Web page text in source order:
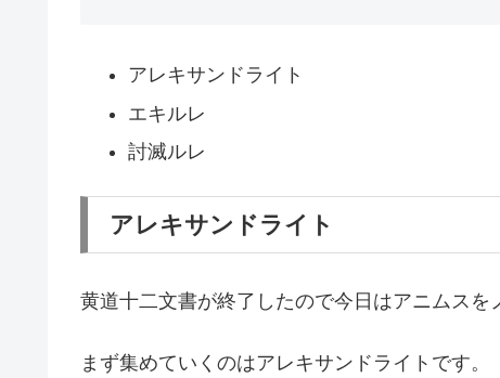
アレキサンドライト
エキルレ
討滅ルレ
アレキサンドライト
黄道十二文書が終了したので今日はアニムスを
まず集めていくのはアレキサンドライトです。